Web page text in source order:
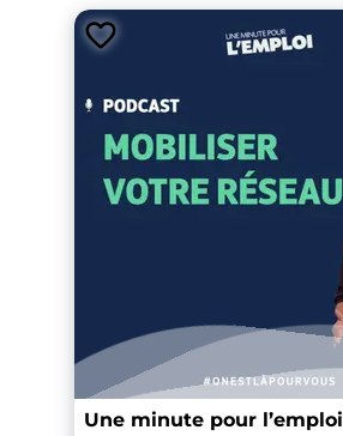
Une minute pour l’emploi